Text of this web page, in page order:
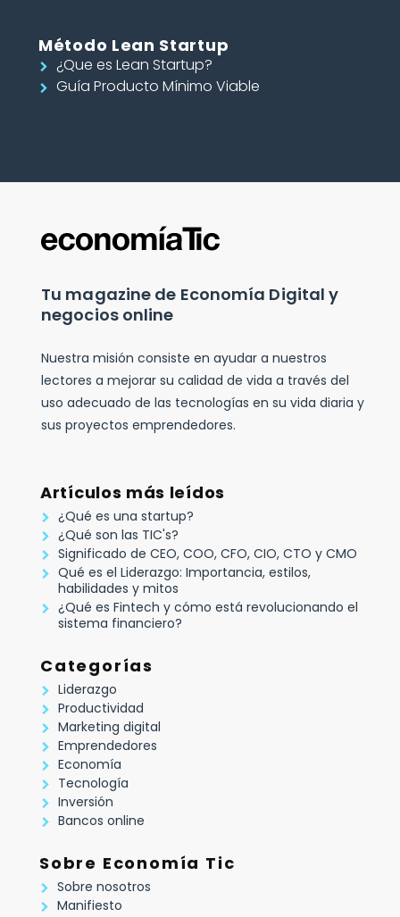
Método Lean Startup
¿Que es Lean Startup?
Guía Producto Mínimo Viable
Tu magazine de Economía Digital y
negocios online
Nuestra misión consiste en ayudar a nuestros
lectores a mejorar su calidad de vida a través del
uso adecuado de las tecnologías en su vida diaria y
sus proyectos emprendedores.
Artículos más leídos
¿Qué es una startup?
¿Qué son las TIC's?
Significado de CEO, COO, CFO, CIO, CTO y CMO
Qué es el Liderazgo: Importancia, estilos,
habilidades y mitos
¿Qué es Fintech y cómo está revolucionando el
sistema financiero?
Categorías
Liderazgo
Productividad
Marketing digital
Emprendedores
Economía
Tecnología
Inversión
Bancos online
Sobre Economía Tic
Sobre nosotros
Manifiesto